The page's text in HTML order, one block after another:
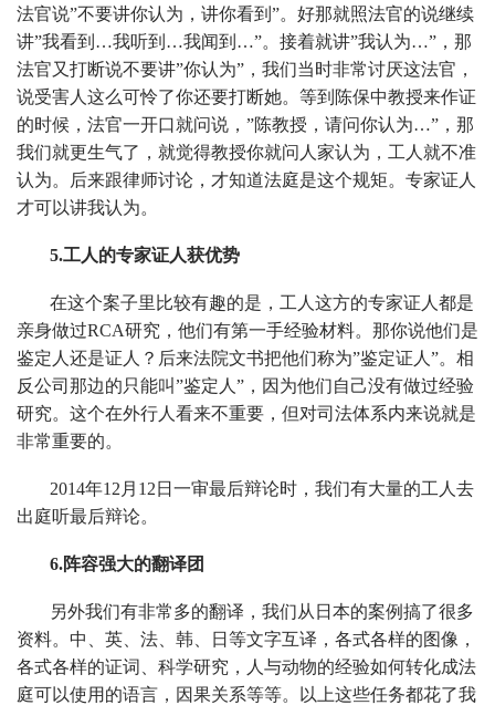
法官说”不要讲你认为，讲你看到”。好那就照法官的说继续
讲”我看到…我听到…我闻到…”。接着就讲”我认为…”，那
法官又打断说不要讲”你认为”，我们当时非常讨厌这法官，
说受害人这么可怜了你还要打断她。等到陈保中教授来作证
的时候，法官一开口就问说，”陈教授，请问你认为…”，那
我们就更生气了，就觉得教授你就问人家认为，工人就不准
认为。后来跟律师讨论，才知道法庭是这个规矩。专家证人
才可以讲我认为。
5.工人的专家证人获优势
在这个案子里比较有趣的是，工人这方的专家证人都是
亲身做过RCA研究，他们有第一手经验材料。那你说他们是
鉴定人还是证人？后来法院文书把他们称为”鉴定证人”。相
反公司那边的只能叫”鉴定人”，因为他们自己没有做过经验
研究。这个在外行人看来不重要，但对司法体系内来说就是
非常重要的。
2014年12月12日一审最后辩论时，我们有大量的工人去
出庭听最后辩论。
6.阵容强大的翻译团
另外我们有非常多的翻译，我们从日本的案例搞了很多
资料。中、英、法、韩、日等文字互译，各式各样的图像，
各式各样的证词、科学研究，人与动物的经验如何转化成法
庭可以使用的语言，因果关系等等。以上这些任务都花了我